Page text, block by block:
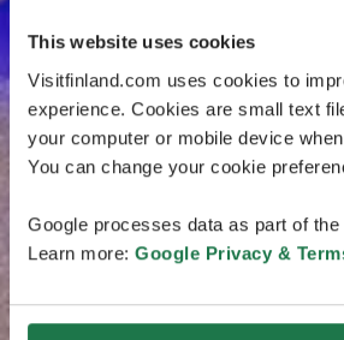
This website uses cookies
Visitfinland.com uses cookies to
experience. Cookies are small text
your computer or mobile device
You can change your cookie
Google processes data as part of
Learn more: Google Privacy &